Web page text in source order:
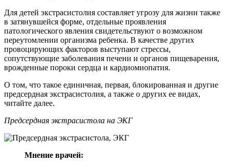
Для детей экстрасистолия составляет угрозу для жизни также
в затянувшейся форме, отдельные проявления
патологического явления свидетельствуют о возможном
переутомлении организма ребенка. В качестве других
провоцирующих факторов выступают стрессы,
сопутствующие заболевания печени и органов пищеварения,
врожденные пороки сердца и кардиомиопатия.
О том, что такое единичная, первая, блокированная и другие
предсердная экстрасистолия, а также о других ее видах,
читайте далее.
Предсердная экстрасистола на ЭКГ
Мнение врачей: